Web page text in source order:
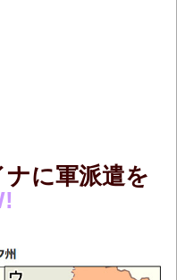
に軍派遣を